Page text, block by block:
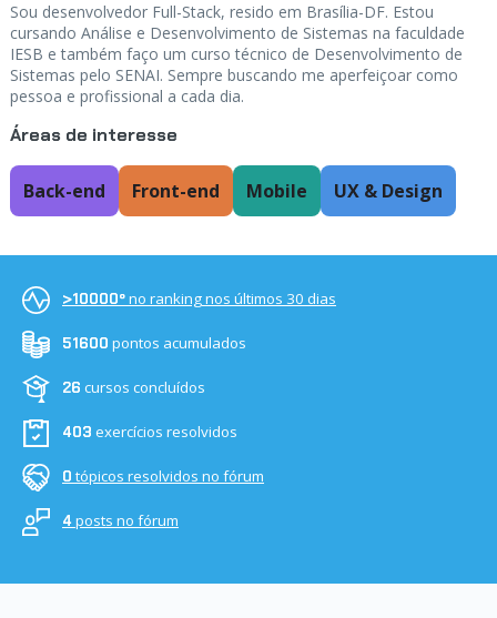
Sou desenvolvedor Full-Stack, resido em Brasília-DF. Estou
cursando Análise e Desenvolvimento de Sistemas na faculdade
IESB e também faço um curso técnico de Desenvolvimento de
Sistemas pelo SENAI. Sempre buscando me aperfeiçoar como
pessoa e profissional a cada dia.
Áreas de interesse
Back-end Front-end Mobile UX & Design
>10000ºno ranking nos últimos 30 dias
51600 pontos acumulados
26 cursos concluídos
403 exercícios resolvidos
0 tópicos resolvidos no fórum
4posts no fórum